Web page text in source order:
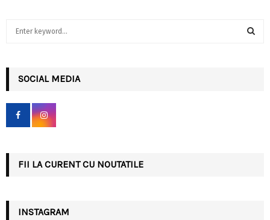
h
f
r
SOCIAL MEDIA
FII LA CURENT CU NOUTATILE
INSTAGRAM